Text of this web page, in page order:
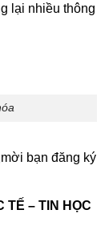
lại nhiều thông
bạn đăng ký
TẾ – TIN HỌC